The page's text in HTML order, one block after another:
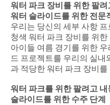
PRIVACY
POLICY
워터 파크 장비를 위한 팔려
워터 슬라이드를 위한 전문
우리는 당신의 세부 사항
청색 워터 파크 장비를 위
아이들 여름 경기를 위한
드 프로젝트를 우리의 실내
과 적당한 워터 파크 장비
워터 파크를 위한 팔려고 내
슬라이드를 위한 수주 단계